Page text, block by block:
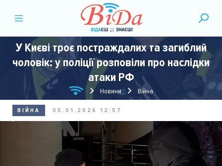
У Києві троє постраждалих та загиблий
чоловік: у поліції розповіли про наслідки
атаки РФ
Новини Війна
ВІЙНА 05.01.2026 12:57